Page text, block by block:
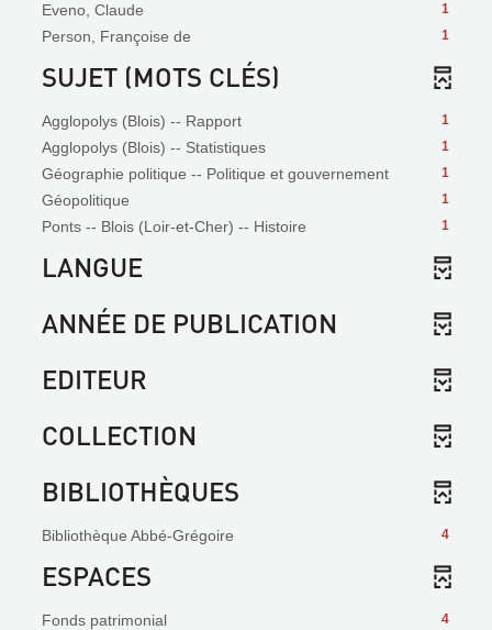
1
Eveno, Claude
1
Person, Françoise de
SUJET (MOTS CLÉS)
1
Agglopolys (Blois) -- Rapport
1
Agglopolys (Blois) -- Statistiques
1
Géographie politique -- Politique et gouvernement
1
Géopolitique
1
Ponts -- Blois (Loir-et-Cher) -- Histoire
LANGUE
ANNÉE DE PUBLICATION
EDITEUR
COLLECTION
BIBLIOTHÈQUES
4
Bibliothèque Abbé-Grégoire
ESPACES
4
Fonds patrimonial